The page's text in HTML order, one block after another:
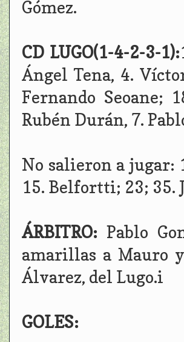
Gómez.
CD LUGO(1-4-2-3-1):
Ángel Tena, 4.
Fernando Seoane;
Rubén Durán, 7.
No salieron a jugar:
15. Belfortti; 23; 35.
ÁRBITRO: Pablo
amarillas a Mauro
Álvarez, del Lugo.i
GOLES: